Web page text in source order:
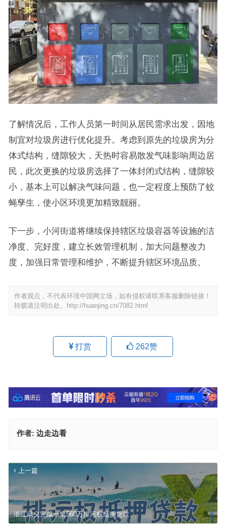
了解情况后，工作人员第一时间从居民需求出发，因地
制宜对垃圾房进行优化提升。考虑到原先的垃圾房为分
体式结构，缝隙较大，天热时容易散发气味影响周边居
民，此次更换的垃圾房选择了一体封闭式结构，缝隙较
小，基本上可以解决气味问题，也一定程度上预防了蚊
蝇孳生，使小区环境更加精致靓丽。
下一步，小河街道将继续保持辖区垃圾容器等设施的洁
净度、完好度，建立长效管理机制，加大问题整改力
度，加强日常管理和维护，不断提升辖区环境品质。
作者观点，不代表环境中国网立场，如有侵权请联系客服删除链接！
转载请注明出处。 http://huanjing.cn/7082.html
打赏 262赞
作者: 边走边看
上一篇
浙江武义完成一笔560万排污权抵押贷款